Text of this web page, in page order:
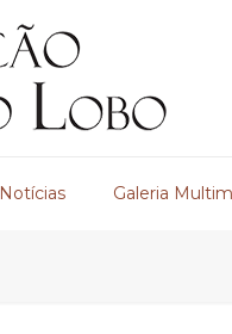
Notícias Galeria